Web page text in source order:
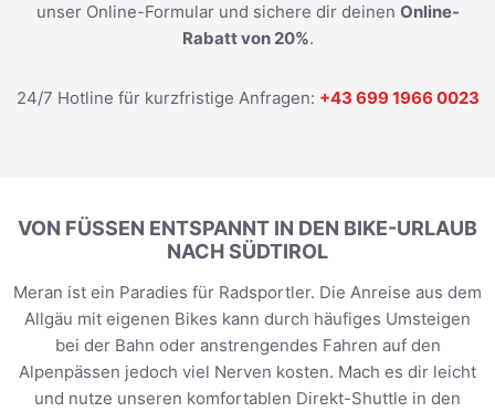
unser Online-Formular und sichere dir deinen Online-
Rabatt von 20%.
24/7 Hotline für kurzfristige Anfragen: +43 699 1966 0023
VON FÜSSEN ENTSPANNT IN DEN BIKE-URLAUB
NACH SÜDTIROL
Meran ist ein Paradies für Radsportler. Die Anreise aus dem
Allgäu mit eigenen Bikes kann durch häufiges Umsteigen
bei der Bahn oder anstrengendes Fahren auf den
Alpenpässen jedoch viel Nerven kosten. Mach es dir leicht
und nutze unseren komfortablen Direkt-Shuttle in den